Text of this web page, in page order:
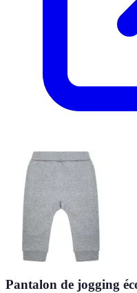
Pantalon de jogging